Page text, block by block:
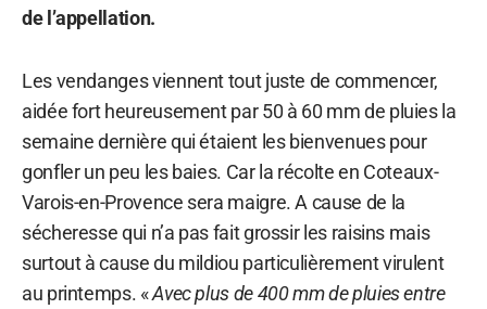
de l’appellation.
Les vendanges viennent tout juste de commencer,
aidée fort heureusement par 50 à 60 mm de pluies la
semaine dernière qui étaient les bienvenues pour
gonfler un peu les baies. Car la récolte en Coteaux-
Varois-en-Provence sera maigre. A cause de la
sécheresse qui n’a pas fait grossir les raisins mais
surtout à cause du mildiou particulièrement virulent
au printemps. «Avec plus de 400 mm de pluies entre